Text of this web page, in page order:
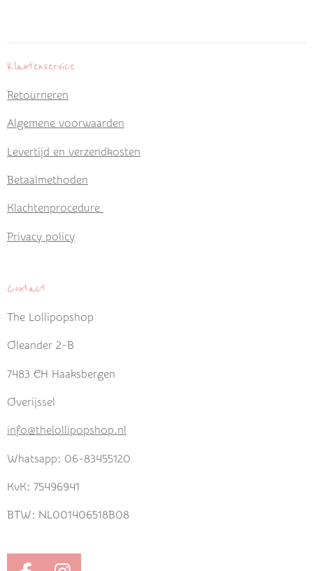
Klantenservice
Retourneren
Algemene voorwaarden
Levertijd en verzendkosten
Betaalmethoden
Klachtenprocedure
Privacy policy
Contact
The Lollipopshop
Oleander 2-B
7483 CH Haaksbergen
Overijssel
info@thelollipopshop.nl
Whatsapp: 06-83455120
KvK: 75496941
BTW: NL001406518B08